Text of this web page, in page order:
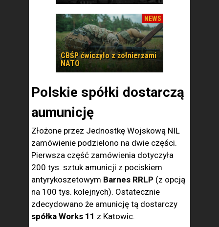
NEWS
CBŚP ćwiczyło z żołnierzami
NATO
Polskie spółki dostarczą
aumunicję
Złożone przez Jednostkę Wojskową NIL
zamówienie podzielono na dwie części.
Pierwsza część zamówienia dotyczyła
200 tys. sztuk amunicji z pociskiem
antyrykoszetowym Barnes RRLP (z opcją
na 100 tys. kolejnych). Ostatecznie
zdecydowano że amunicję tą dostarczy
spółka Works 11 z Katowic.